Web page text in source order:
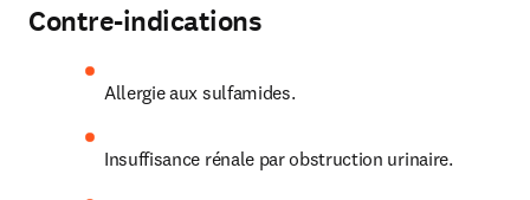
Contre-indications
Allergie aux sulfamides.
Insuffisance rénale par obstruction urinaire.